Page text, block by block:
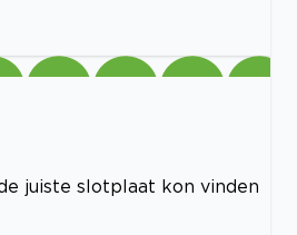
juiste slotplaat kon vinden